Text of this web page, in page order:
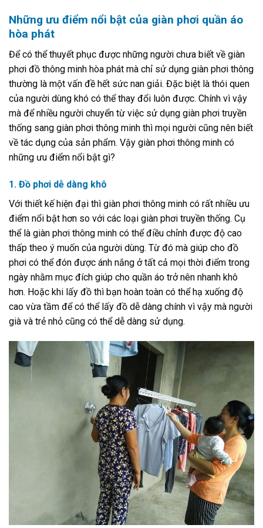
Những ưu điểm nổi bật của giàn phơi quần áo
hòa phát
Để có thể thuyết phục được những người chưa biết về giàn
phơi đồ thông minh hòa phát mà chỉ sử dụng giàn phơi thông
thường là một vấn đề hết sức nan giải. Đặc biệt là thói quen
của người dùng khó có thể thay đổi luôn được. Chính vì vậy
mà để nhiều người chuyển từ việc sử dụng giàn phơi truyền
thống sang giàn phơi thông minh thì mọi người cũng nên biết
về tác dụng của sản phẩm. Vậy giàn phơi thông minh có
những ưu điểm nổi bật gì?
1. Đồ phơi dễ dàng khô
Với thiết kế hiện đại thì giàn phơi thông minh có rất nhiều ưu
điểm nổi bật hơn so với các loại giàn phơi truyền thống. Cụ
thể là giàn phơi thông minh có thể điều chỉnh được độ cao
thấp theo ý muốn của người dùng. Từ đó mà giúp cho đồ
phơi có thể đón được ánh nắng ở tất cả mọi thời điểm trong
ngày nhằm mục đích giúp cho quần áo trở nên nhanh khô
hơn. Hoặc khi lấy đồ thì bạn hoàn toàn có thể hạ xuống độ
cao vừa tầm để có thể lấy đồ dễ dàng chính vì vậy mà người
già và trẻ nhỏ cũng có thể dễ dàng sử dụng.